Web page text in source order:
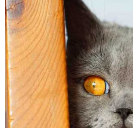
اعراض الاورام التناسلية المعدية عند
هو وجود اورام فى الجهاز التناسلى
حين أن انتشار الورم غير شائع ، إلا أنه
ورم في الأعضاء التناسلية. يمكن […]